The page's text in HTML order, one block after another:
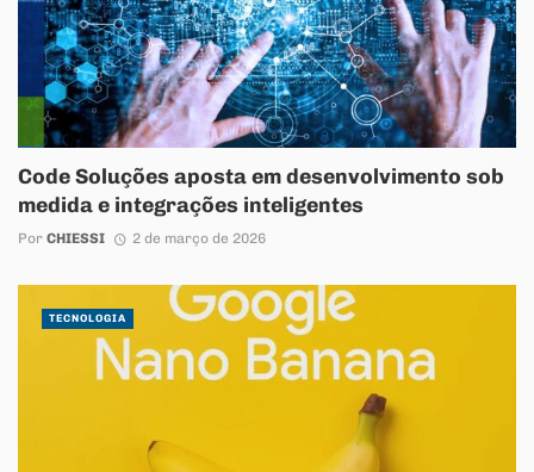
Code Soluções aposta em desenvolvimento sob
medida e integrações inteligentes
Por CHIESSI 2 de março de 2026
TECNOLOGIA